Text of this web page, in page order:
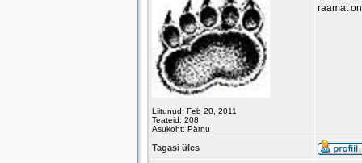
Liitunud: Feb 20, 2011
Teateid: 208
Asukoht: Pärnu
raamat
Tagasi üles